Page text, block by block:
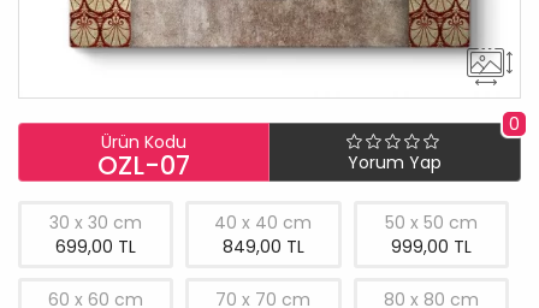
Ürün Kodu
OZL-07
0
Yorum Yap
30 x 30 cm
699,00 TL
40 x 40 cm
849,00 TL
50 x 50 cm
999,00 TL
60 x 60 cm
70 x 70 cm
80 x 80 cm